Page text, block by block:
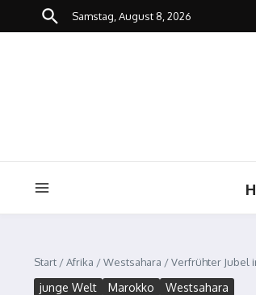
Zum Inhalt springen
Samstag, August 8, 2026
Start /Afrika /Westsahara /Verfrühter Jubel
junge Welt Marokko Westsahara